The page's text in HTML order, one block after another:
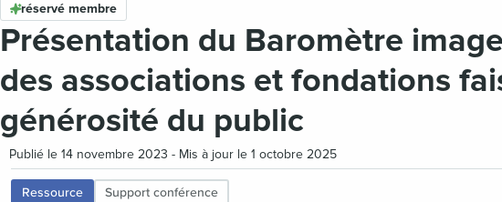
réservé membre
Présentation du Baromètre
des associations et fondations
générosité du public
Publié le 14 novembre 2023 - Mis à jour le 1 octobre 2025
Ressource Support conférence